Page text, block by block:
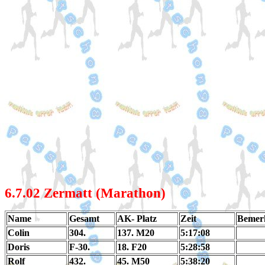
6.7.02 Zermatt (Marathon)
Name Gesamt AK- Platz Zeit
Colin
304. 137. M20
5:17:08
Doris
F-30. 18. F20
5:28:58
Rolf
432. 45. M50 5:38:20